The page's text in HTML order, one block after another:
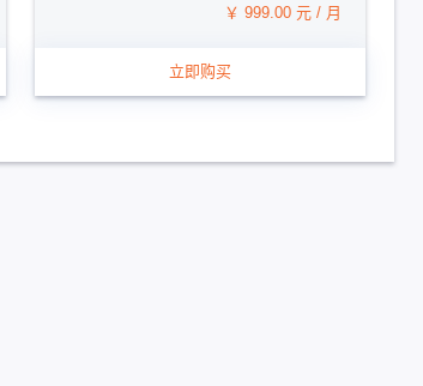
￥ 999.00 元 / 月
立即购买